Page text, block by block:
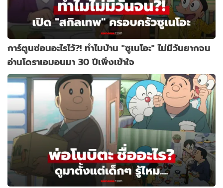
การ์ตูนซ่อนอะไรไว้?! ทำไมบ้าน "ซูเนโอะ" ไม่มีวันยากจน
อ่านโดราเอมอนมา 30 ปีเพิ่งเข้าใจ